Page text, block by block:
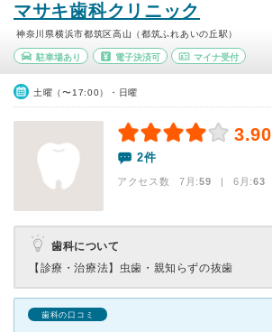
マサキ歯科クリニック
神奈川県横浜市都筑区高山（都筑ふれあいの丘駅）
駐車場あり 電子決済可 マイナ受付
土曜（〜17:00）・日曜
3.90
2件
アクセス数 7月:59 | 6月:63
歯科について
【診療・治療法】 虫歯・親知らずの抜歯
歯科の口コミ